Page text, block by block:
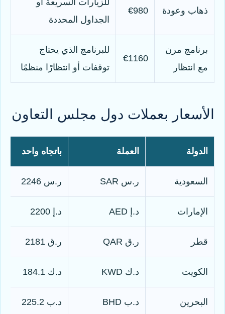
ذهاب وعودة €980
للزيارات السريعة أو
الجداول المحددة
برنامج مرن
مع انتظار
€1160
للبرنامج الذي يحتاج
توقفات أو انتظارًا منظمًا
الأسعار بعملات دول مجلس التعاون
الدولة العملة باتجاه واحد
السعودية ر.س SAR ر.س 2246
الإمارات د.إ AED د.إ 2200
قطر ر.ق QAR ر.ق 2181
الكويت د.ك KWD د.ك 184.1
البحرين د.ب BHD د.ب 225.2